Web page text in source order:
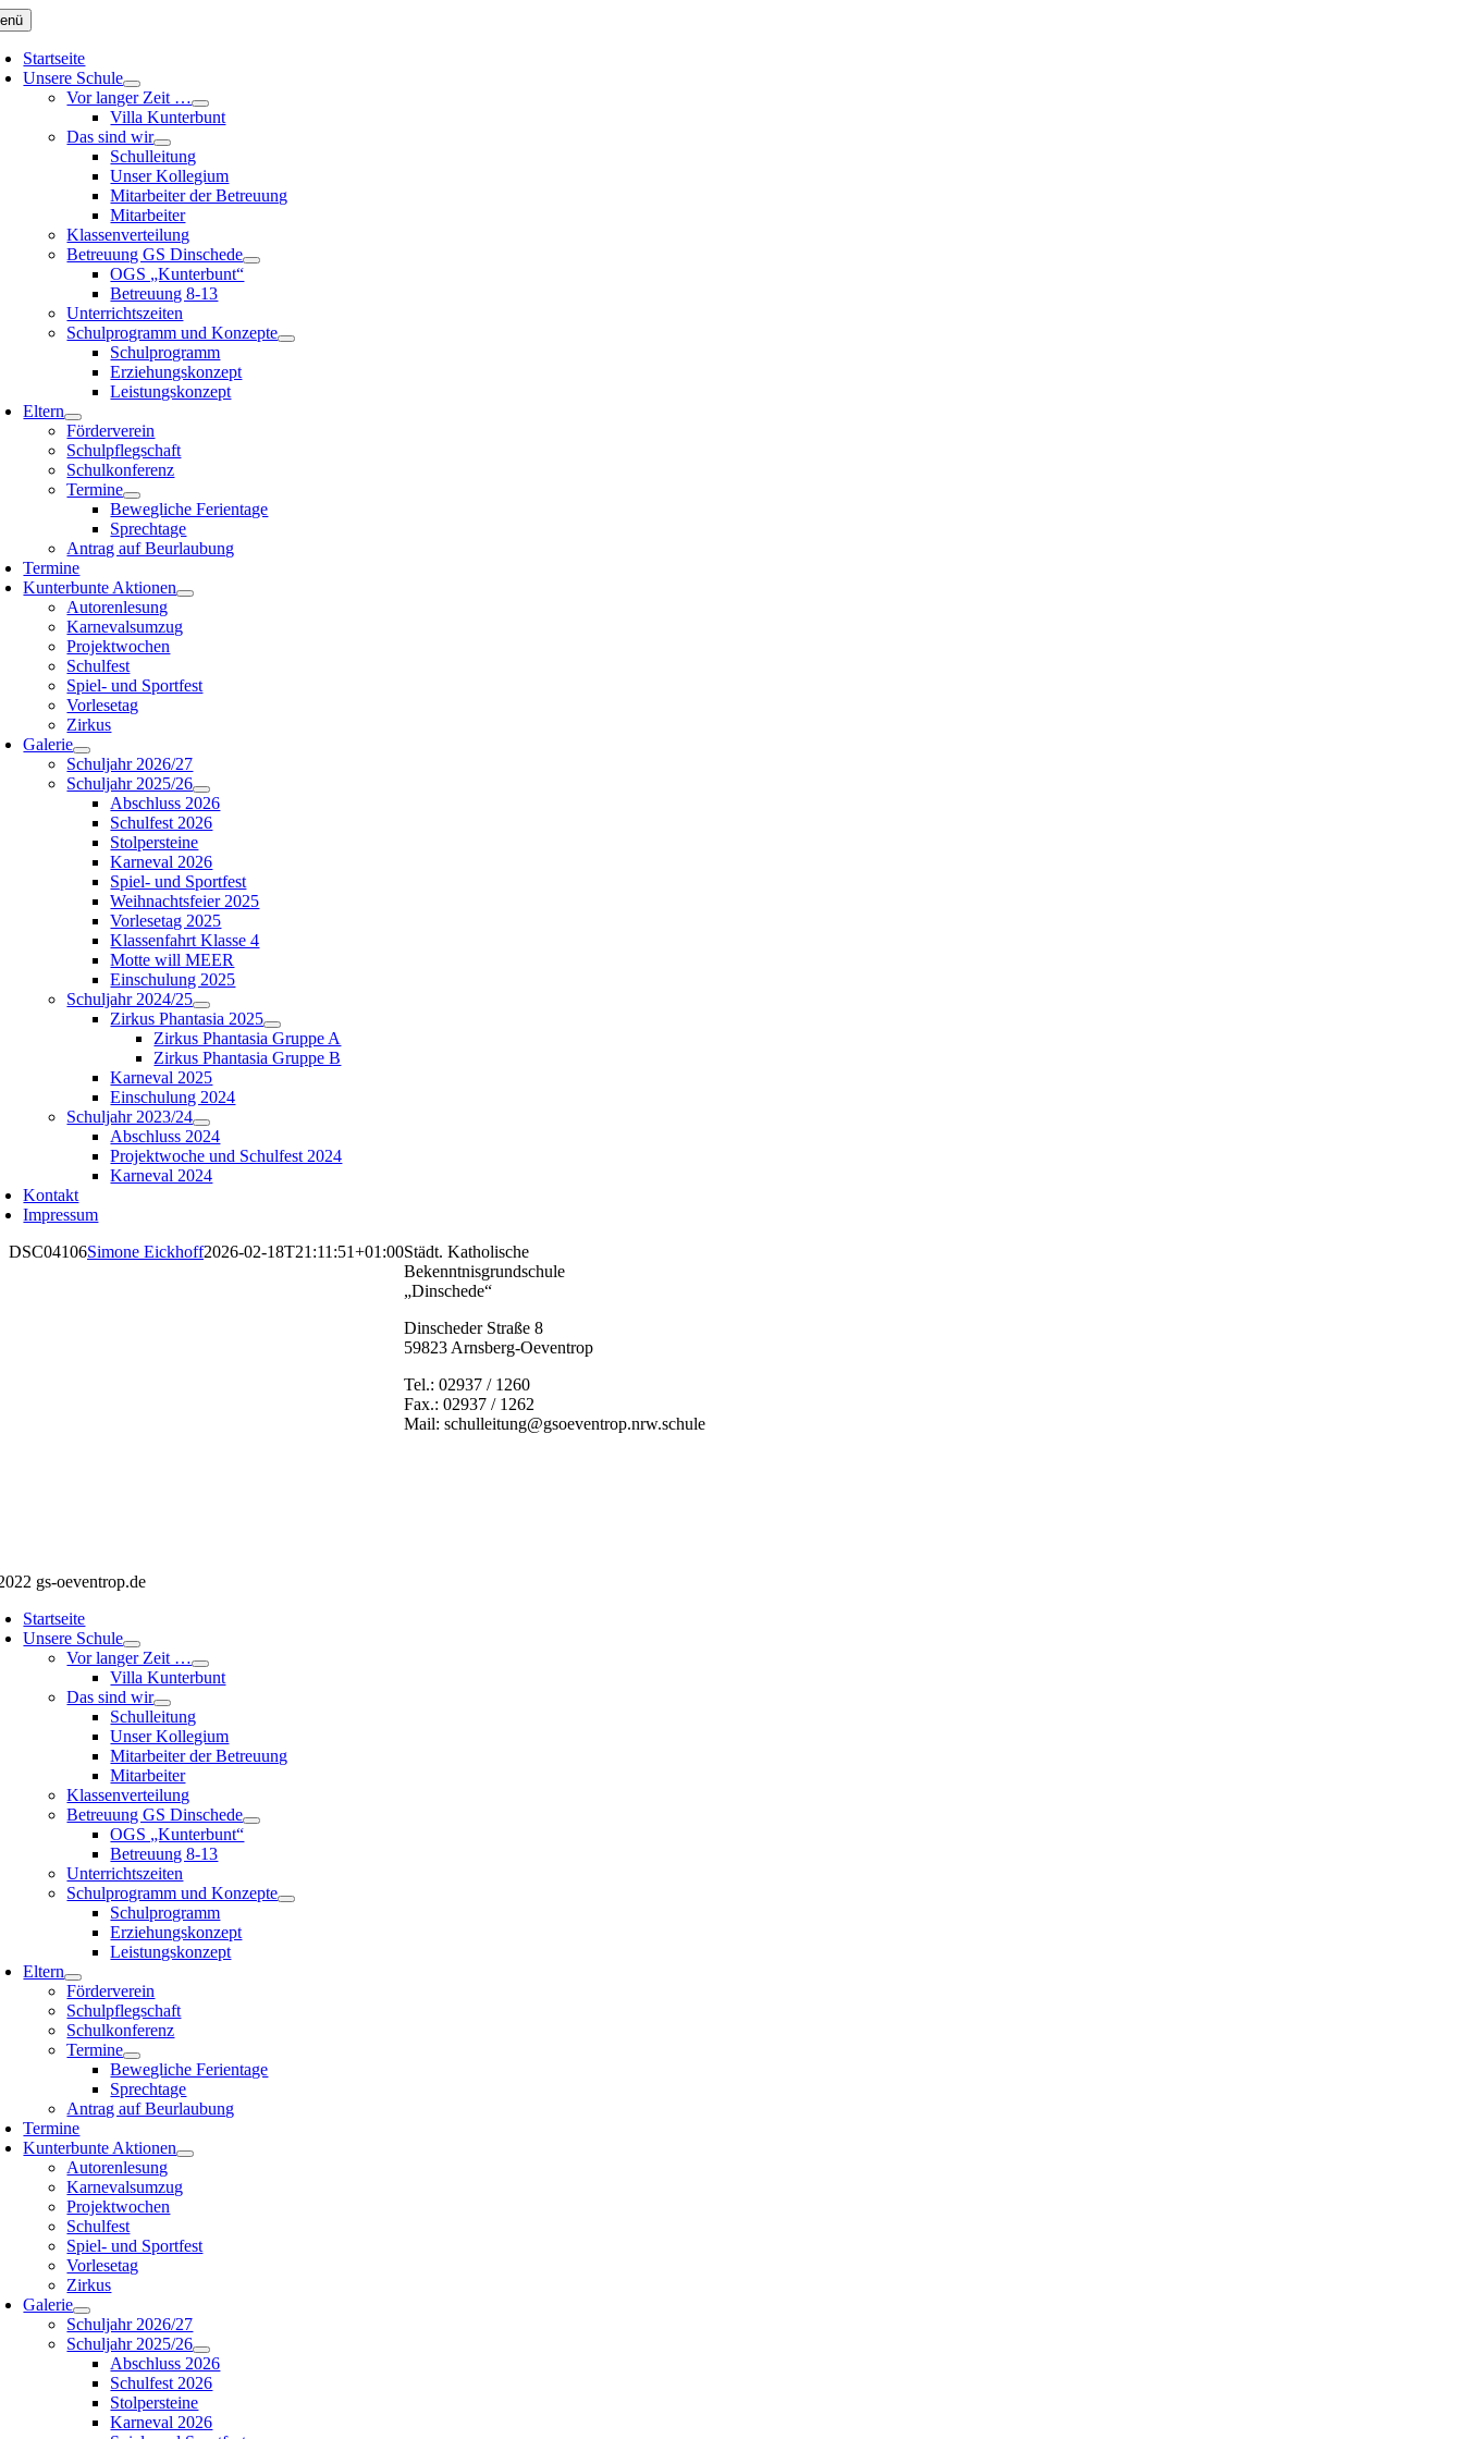
Zum
Inhalt
springen
Startseite
Unsere Schule
Vor langer Zeit …
Villa Kunterbunt
Das sind wir
Schulleitung
Unser Kollegium
Mitarbeiter der Betreuung
Mitarbeiter
Klassenverteilung
Betreuung GS Dinschede
OGS „Kunterbunt“
Betreuung 8-13
Unterrichtszeiten
Schulprogramm und Konzepte
Schulprogramm
Erziehungskonzept
Leistungskonzept
Eltern
Förderverein
Schulpflegschaft
Schulkonferenz
Termine
Bewegliche Ferientage
Sprechtage
Antrag auf Beurlaubung
Termine
Kunterbunte Aktionen
Autorenlesung
Karnevalsumzug
Projektwochen
Schulfest
Spiel- und Sportfest
Vorlesetag
Zirkus
Galerie
Schuljahr 2026/27
Schuljahr 2025/26
Abschluss 2026
Schulfest 2026
Stolpersteine
Karneval 2026
Spiel- und Sportfest
Weihnachtsfeier 2025
Vorlesetag 2025
Klassenfahrt Klasse 4
Motte will MEER
Einschulung 2025
Schuljahr 2024/25
Zirkus Phantasia 2025
Zirkus Phantasia Gruppe A
Zirkus Phantasia Gruppe B
Karneval 2025
Einschulung 2024
Schuljahr 2023/24
Abschluss 2024
Projektwoche und Schulfest 2024
Karneval 2024
Kontakt
Impressum
DSC04106Simone Eickhoff2026-02-18T21:11:51+01:00Städt. Katholische
Bekenntnisgrundschule
„Dinschede“
Dinscheder Straße 8
59823 Arnsberg-Oeventrop
Tel.: 02937 / 1260
Fax.: 02937 / 1262
Mail: schulleitung@gsoeventrop.nrw.schule
gs-oeventrop.de
Startseite
Unsere Schule
Vor langer Zeit …
Villa Kunterbunt
Das sind wir
Schulleitung
Unser Kollegium
Mitarbeiter der Betreuung
Mitarbeiter
Klassenverteilung
Betreuung GS Dinschede
OGS „Kunterbunt“
Betreuung 8-13
Unterrichtszeiten
Schulprogramm und Konzepte
Schulprogramm
Erziehungskonzept
Leistungskonzept
Eltern
Förderverein
Schulpflegschaft
Schulkonferenz
Termine
Bewegliche Ferientage
Sprechtage
Antrag auf Beurlaubung
Termine
Kunterbunte Aktionen
Autorenlesung
Karnevalsumzug
Projektwochen
Schulfest
Spiel- und Sportfest
Vorlesetag
Zirkus
Galerie
Schuljahr 2026/27
Schuljahr 2025/26
Abschluss 2026
Schulfest 2026
Stolpersteine
Karneval 2026